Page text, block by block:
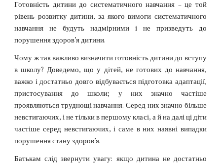
Готовність дитини до систематичного навчання – це той
рівень розвитку дитини, за якого вимоги систематичного
навчання не будуть надмірними і не призведуть до
порушення здоров’я дитини.
Чому ж так важливо визначити готовність дитини до вступу
в школу? Доведемо, що у дітей, не готових до навчання,
важко і достатньо довго відбувається підготовка адаптації,
пристосування до школи; у них значно частіше
проявляються труднощі навчання. Серед них значно більше
невстигаючих, і не тільки в першому класі, а й на далі ці діти
частіше серед невстигаючих, і саме в них наявні випадки
порушення стану здоров’я.
Батькам слід звернути увагу: якщо дитина не достатньо